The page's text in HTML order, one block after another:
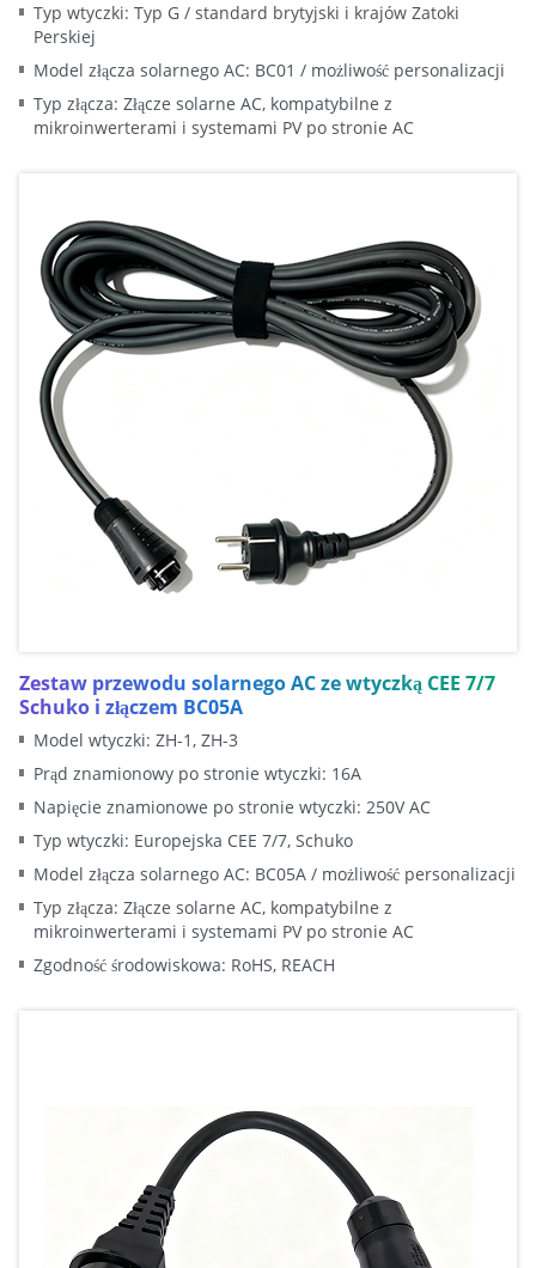
Typ wtyczki: Typ G / standard brytyjski i krajów Zatoki
Perskiej
Model złącza solarnego AC: BC01 / możliwość personalizacji
Typ złącza: Złącze solarne AC, kompatybilne z
mikroinwerterami i systemami PV po stronie AC
Zestaw przewodu solarnego AC ze wtyczką CEE 7/7
Schuko i złączem BC05A
Model wtyczki: ZH-1, ZH-3
Prąd znamionowy po stronie wtyczki: 16A
Napięcie znamionowe po stronie wtyczki: 250V AC
Typ wtyczki: Europejska CEE 7/7, Schuko
Model złącza solarnego AC: BC05A / możliwość personalizacji
Typ złącza: Złącze solarne AC, kompatybilne z
mikroinwerterami i systemami PV po stronie AC
Zgodność środowiskowa: RoHS, REACH